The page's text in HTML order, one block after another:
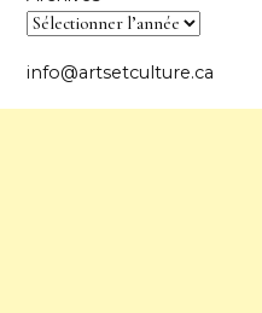
info@artsetculture.ca